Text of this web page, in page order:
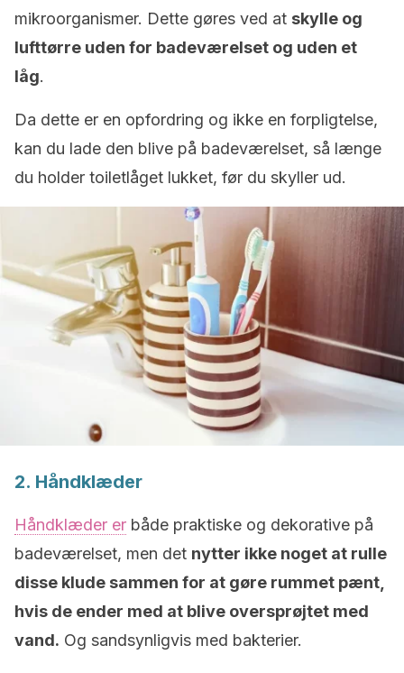
mikroorganismer. Dette gøres ved at skylle og
lufttørre uden for badeværelset og uden et
låg.
Da dette er en opfordring og ikke en forpligtelse,
kan du lade den blive på badeværelset, så længe
du holder toiletlåget lukket, før du skyller ud.
2. Håndklæder
Håndklæder er både praktiske og dekorative på
badeværelset, men det nytter ikke noget at rulle
disse klude sammen for at gøre rummet pænt,
hvis de ender med at blive oversprøjtet med
vand. Og sandsynligvis med bakterier.